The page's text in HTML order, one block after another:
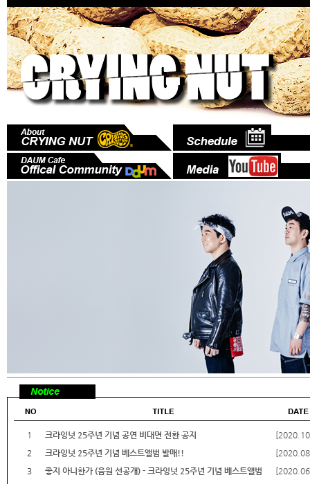
1 크라잉넛 25주년 기념 공연 비대면 전환 공지
2
크라잉넛 25주년 기념 베스트앨범 발매!!
3
좋지 아니한가 (음원 선공개) - 크라잉넛 25주년 기념 베스트앨범